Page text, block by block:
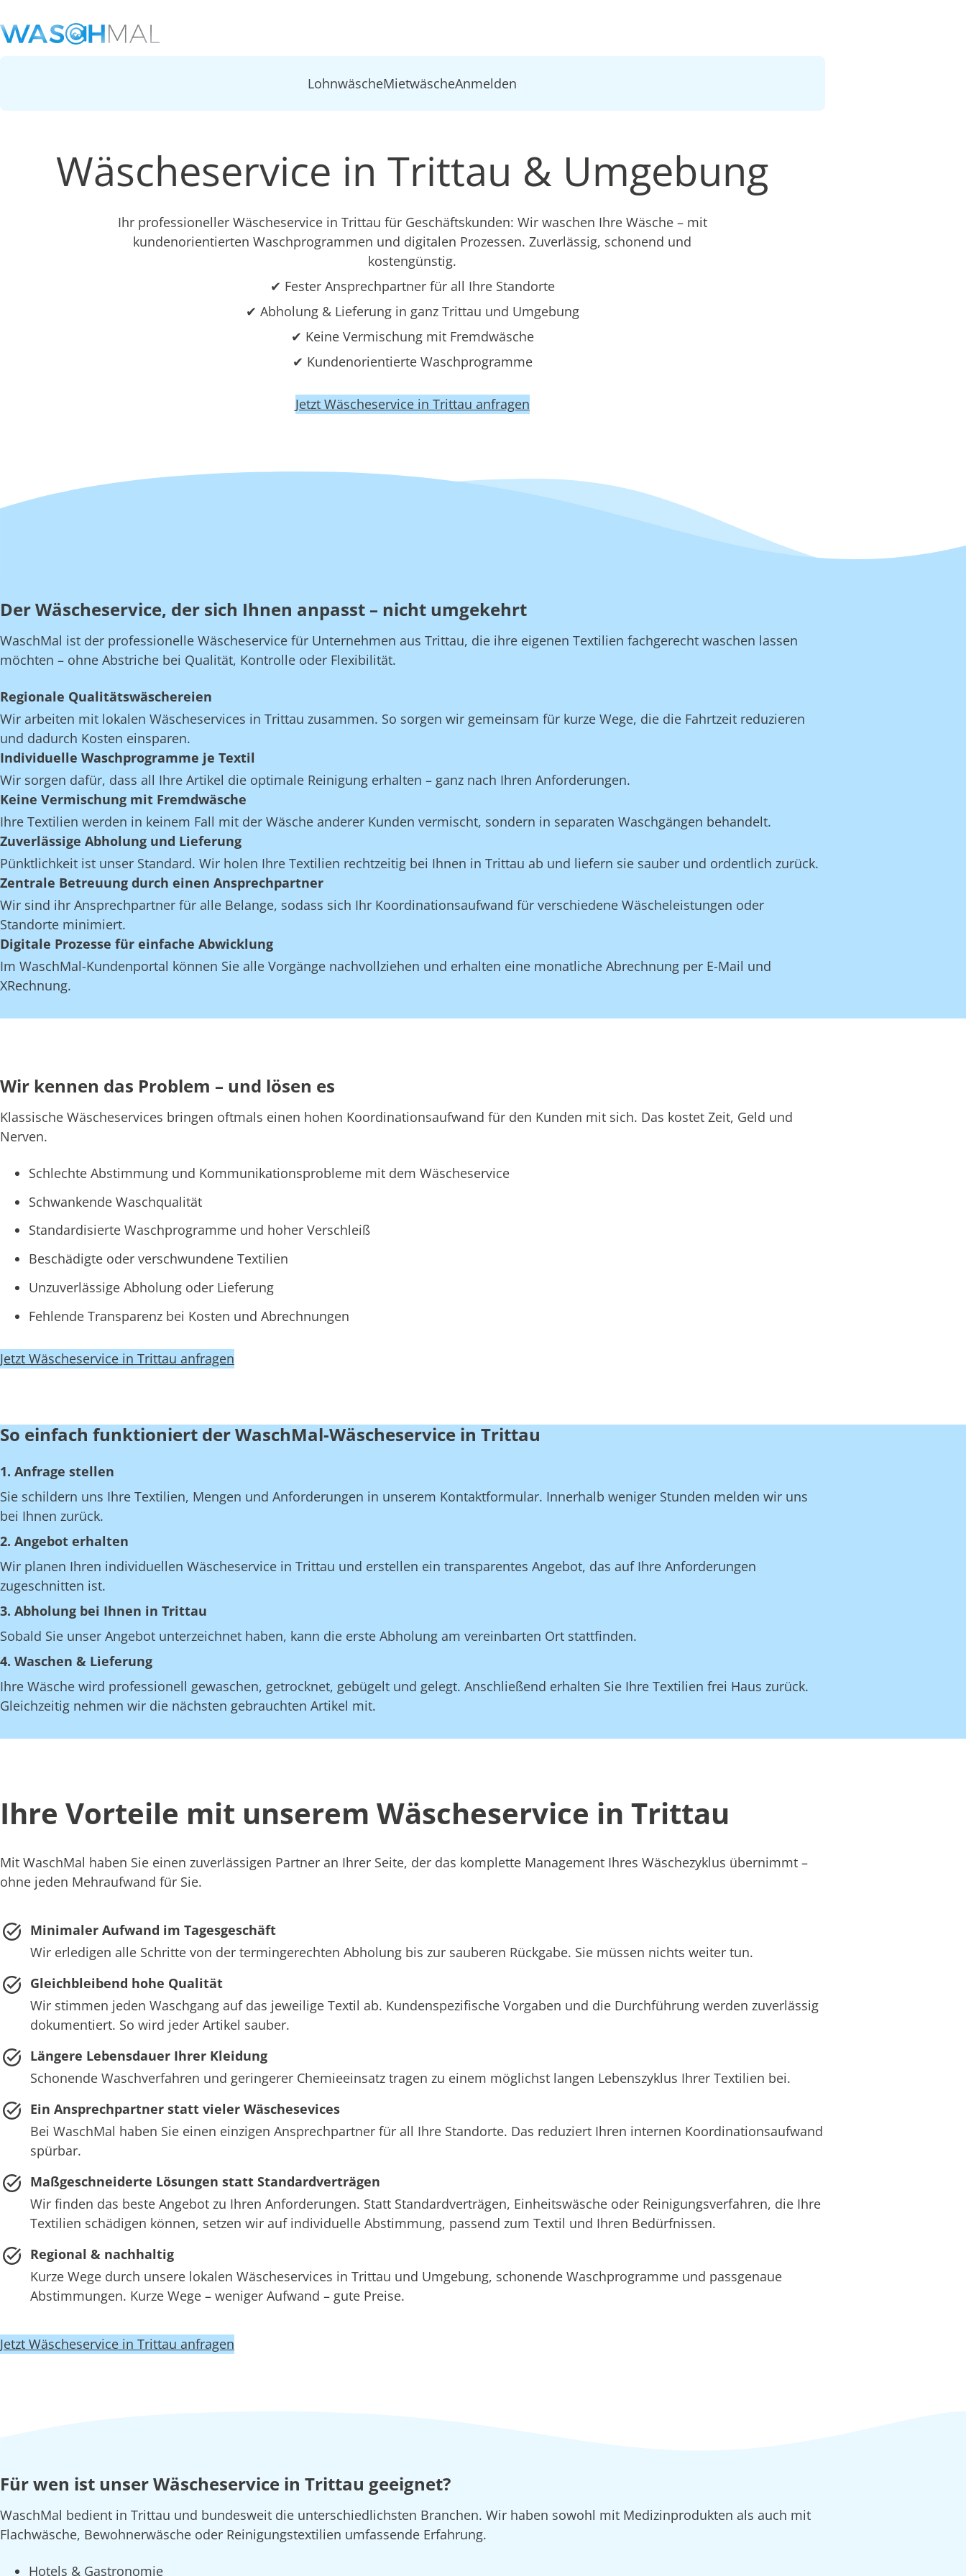
LohnwäscheMietwäscheAnmelden
Wäscheservice in Trittau & Umgebung
Ihr professioneller Wäscheservice in Trittau für Geschäftskunden: Wir waschen Ihre Wäsche – mit
kundenorientierten Waschprogrammen und digitalen Prozessen. Zuverlässig, schonend und
kostengünstig.
✔ Fester Ansprechpartner für all Ihre Standorte
✔ Abholung & Lieferung in ganz Trittau und Umgebung
✔ Keine Vermischung mit Fremdwäsche
✔ Kundenorientierte Waschprogramme
Jetzt Wäscheservice in Trittau anfragen
Der Wäscheservice, der sich Ihnen anpasst – nicht umgekehrt
WaschMal ist der professionelle Wäscheservice für Unternehmen aus Trittau, die ihre eigenen Textilien fachgerecht waschen lassen
möchten – ohne Abstriche bei Qualität, Kontrolle oder Flexibilität.
Regionale Qualitätswäschereien
Wir arbeiten mit lokalen Wäscheservices in Trittau zusammen. So sorgen wir gemeinsam für kurze Wege, die die Fahrtzeit reduzieren
und dadurch Kosten einsparen.
Individuelle Waschprogramme je Textil
Wir sorgen dafür, dass all Ihre Artikel die optimale Reinigung erhalten – ganz nach Ihren Anforderungen.
Keine Vermischung mit Fremdwäsche
Ihre Textilien werden in keinem Fall mit der Wäsche anderer Kunden vermischt, sondern in separaten Waschgängen behandelt.
Zuverlässige Abholung und Lieferung
Pünktlichkeit ist unser Standard. Wir holen Ihre Textilien rechtzeitig bei Ihnen in Trittau ab und liefern sie sauber und ordentlich zurück.
Zentrale Betreuung durch einen Ansprechpartner
Wir sind ihr Ansprechpartner für alle Belange, sodass sich Ihr Koordinationsaufwand für verschiedene Wäscheleistungen oder
Standorte minimiert.
Digitale Prozesse für einfache Abwicklung
Im WaschMal-Kundenportal können Sie alle Vorgänge nachvollziehen und erhalten eine monatliche Abrechnung per E-Mail und
XRechnung.
Wir kennen das Problem – und lösen es
Klassische Wäscheservices bringen oftmals einen hohen Koordinationsaufwand für den Kunden mit sich. Das kostet Zeit, Geld und
Nerven.
Schlechte Abstimmung und Kommunikationsprobleme mit dem Wäscheservice
Schwankende Waschqualität
Standardisierte Waschprogramme und hoher Verschleiß
Beschädigte oder verschwundene Textilien
Unzuverlässige Abholung oder Lieferung
Fehlende Transparenz bei Kosten und Abrechnungen
Jetzt Wäscheservice in Trittau anfragen
So einfach funktioniert der WaschMal-Wäscheservice in Trittau
1. Anfrage stellen
Sie schildern uns Ihre Textilien, Mengen und Anforderungen in unserem Kontaktformular. Innerhalb weniger Stunden melden wir uns
bei Ihnen zurück.
2. Angebot erhalten
Wir planen Ihren individuellen Wäscheservice in Trittau und erstellen ein transparentes Angebot, das auf Ihre Anforderungen
zugeschnitten ist.
3. Abholung bei Ihnen in Trittau
Sobald Sie unser Angebot unterzeichnet haben, kann die erste Abholung am vereinbarten Ort stattfinden.
4. Waschen & Lieferung
Ihre Wäsche wird professionell gewaschen, getrocknet, gebügelt und gelegt. Anschließend erhalten Sie Ihre Textilien frei Haus zurück.
Gleichzeitig nehmen wir die nächsten gebrauchten Artikel mit.
Ihre Vorteile mit unserem Wäscheservice in Trittau
Mit WaschMal haben Sie einen zuverlässigen Partner an Ihrer Seite, der das komplette Management Ihres Wäschezyklus übernimmt –
ohne jeden Mehraufwand für Sie.
Minimaler Aufwand im Tagesgeschäft
Wir erledigen alle Schritte von der termingerechten Abholung bis zur sauberen Rückgabe. Sie müssen nichts weiter tun.
Gleichbleibend hohe Qualität
Wir stimmen jeden Waschgang auf das jeweilige Textil ab. Kundenspezifische Vorgaben und die Durchführung werden zuverlässig
dokumentiert. So wird jeder Artikel sauber.
Längere Lebensdauer Ihrer Kleidung
Schonende Waschverfahren und geringerer Chemieeinsatz tragen zu einem möglichst langen Lebenszyklus Ihrer Textilien bei.
Ein Ansprechpartner statt vieler Wäschesevices
Bei WaschMal haben Sie einen einzigen Ansprechpartner für all Ihre Standorte. Das reduziert Ihren internen Koordinationsaufwand
spürbar.
Maßgeschneiderte Lösungen statt Standardverträgen
Wir finden das beste Angebot zu Ihren Anforderungen. Statt Standardverträgen, Einheitswäsche oder Reinigungsverfahren, die Ihre
Textilien schädigen können, setzen wir auf individuelle Abstimmung, passend zum Textil und Ihren Bedürfnissen.
Regional & nachhaltig
Kurze Wege durch unsere lokalen Wäscheservices in Trittau und Umgebung, schonende Waschprogramme und passgenaue
Abstimmungen. Kurze Wege – weniger Aufwand – gute Preise.
Jetzt Wäscheservice in Trittau anfragen
Für wen ist unser Wäscheservice in Trittau geeignet?
WaschMal bedient in Trittau und bundesweit die unterschiedlichsten Branchen. Wir haben sowohl mit Medizinprodukten als auch mit
Flachwäsche, Bewohnerwäsche oder Reinigungstextilien umfassende Erfahrung.
Hotels & Gastronomie